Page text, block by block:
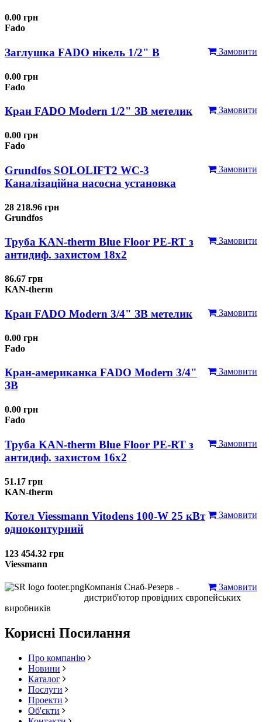
0.00 грн
Fado
Замовити
Заглушка FADO нікель 1/2" В
0.00 грн
Fado
Замовити
Кран FADO Modern 1/2" ЗВ метелик
0.00 грн
Fado
Замовити
Grundfos SOLOLIFT2 WC-3
Каналізаційна насосна установка
28 218.96 грн
Grundfos
Замовити
Труба KAN-therm Blue Floor PE-RT з
антидиф. захистом 18х2
86.67 грн
KAN-therm
Замовити
Кран FADO Modern 3/4" ЗВ метелик
0.00 грн
Fado
Замовити
Кран-американка FADO Modern 3/4"
ЗВ
0.00 грн
Fado
Замовити
Труба KAN-therm Blue Floor PE-RT з
антидиф. захистом 16х2
51.17 грн
KAN-therm
Замовити
Котел Viessmann Vitodens 100-W 25 кВт
одноконтурний
123 454.32 грн
Viessmann
Замовити
Компанія Снаб-Резерв -
дистриб'ютор провідних європейських
виробників
Корисні Посилання
Про компанію
Новини
Каталог
Послуги
Проекти
Об'єкти